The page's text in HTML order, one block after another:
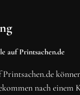
auf Printsachen.de
nach einem